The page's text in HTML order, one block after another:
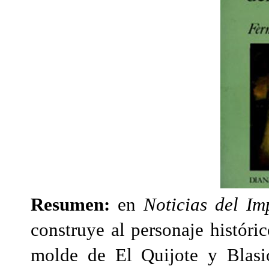
Resumen: enNoticias del
construye al personaje
molde de El Quijote y